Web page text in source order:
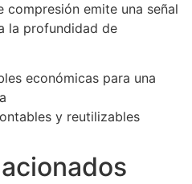
emite una señal
la profundidad de
económicas para una
y reutilizables